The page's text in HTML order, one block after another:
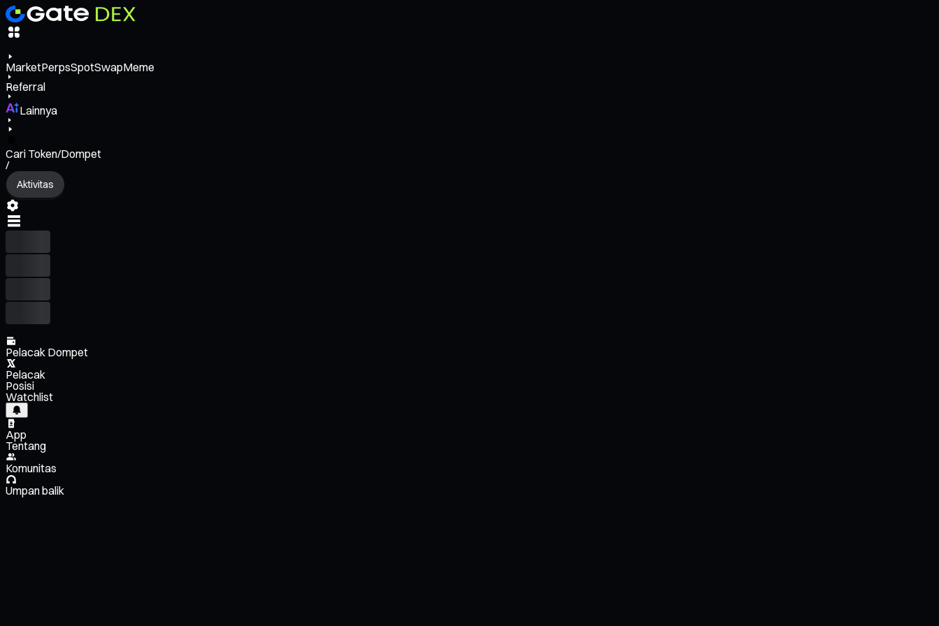
MarketPerpsSpotSwapMeme
Referral
Lainnya
Cari Token/Dompet
/
Aktivitas
Pelacak Dompet
Pelacak
Posisi
Watchlist
App
Tentang
Komunitas
Umpan balik